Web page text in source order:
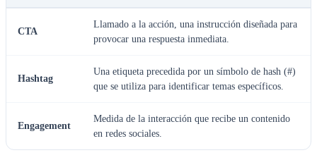
CTA
Llamado a la acción, una instrucción diseñada para
provocar una respuesta inmediata.
Hashtag
Una etiqueta precedida por un símbolo de hash (#)
que se utiliza para identificar temas específicos.
Engagement
Medida de la interacción que recibe un contenido
en redes sociales.